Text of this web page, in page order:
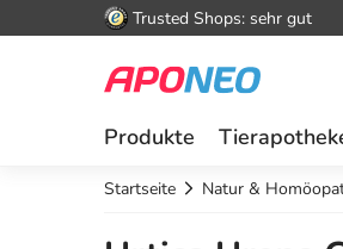
Trusted Shops: sehr gut
Produkte
Startseite Natur &